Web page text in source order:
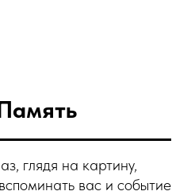
глядя на картину,
вас и событие